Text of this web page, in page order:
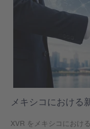
メキシコにおける
XVR をメキシコにおけ